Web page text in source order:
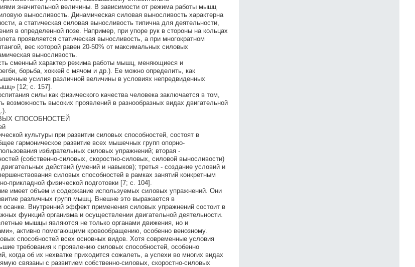
значительной величины. В зависимости от режима работы мышц
выносливость. Динамическая силовая выносливость характерна
а статическая силовая выносливость типична для деятельности,
в определенной позе. Например, при упоре рук в стороны на кольцах
проявляется статическая выносливость, а при многократном
вес которой равен 20-50% от максимальных силовых
выносливость.
сменный характер режима работы мышц, меняющиеся и
борьба, хоккей с мячом и др.). Ее можно определить, как
усилия различной величины в условиях непредвиденных
[12; с. 157].
силы как физического качества человека заключается в том,
возможность высоких проявлений в разнообразных видах двигательной
СПОСОБНОСТЕЙ
культуры при развитии силовых способностей, состоят в
гармоническое развитие всех мышечных групп опорно-
избирательных силовых упражнений; вторая -
(собственно-силовых, скоростно-силовых, силовой выносливости)
действий (умений и навыков); третья - создание условий и
силовых способностей в рамках занятий конкретным
прикладной физической подготовки [7; с. 104].
имеет объем и содержание используемых силовых упражнений. Они
различных групп мышц. Внешне это выражается в
Внутренний эффект применения силовых упражнений состоит в
функций организма и осуществлении двигательной деятельности.
мышцы являются не только органами движения, но и
активно помогающими кровообращению, особенно венозному.
способностей всех основных видов. Хотя современные условия
требования к проявлению силовых способностей, особенно
когда об их нехватке приходится сожалеть, а успехи во многих видах
связаны с развитием собственно-силовых, скоростно-силовых